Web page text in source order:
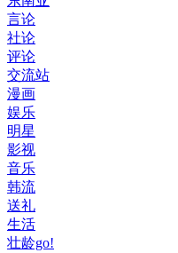
言论
社论
评论
交流站
漫画
娱乐
明星
影视
音乐
韩流
送礼
生活
壮龄go!